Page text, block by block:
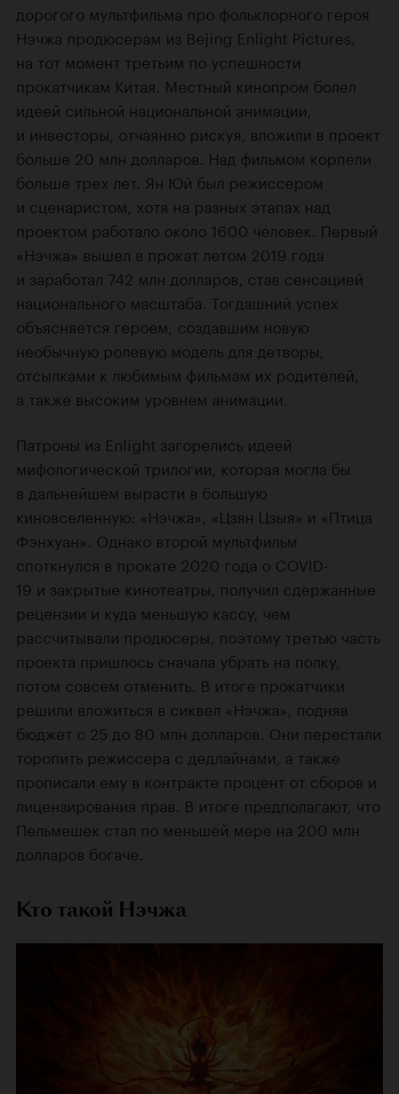
дорогого мультфильма про фольклорного героя
Нэчжа продюсерам из Bejing Enlight Pictures,
на тот момент третьим по успешности
прокатчикам Китая. Местный кинопром болел
идеей сильной национальной анимации,
и инвесторы, отчаянно рискуя, вложили в проект
больше 20 млн долларов. Над фильмом корпели
больше трех лет. Ян Юй был режиссером
и сценаристом, хотя на разных этапах над
проектом работало около 1600 человек. Первый
«Нэчжа» вышел в прокат летом 2019 года
и заработал 742 млн долларов, став сенсацией
национального масштаба. Тогдашний успех
объясняется героем, создавшим новую
необычную ролевую модель для детворы,
отсылками к любимым фильмам их родителей,
а также высоким уровнем анимации.
Патроны из Enlight загорелись идеей
мифологической трилогии, которая могла бы
в дальнейшем вырасти в большую
киновселенную: «Нэчжа», «Цзян Цзыя» и «Птица
Фэнхуан». Однако второй мультфильм
споткнулся в прокате 2020 года о COVID-
19 и закрытые кинотеатры, получил сдержанные
рецензии и куда меньшую кассу, чем
рассчитывали продюсеры, поэтому третью часть
проекта пришлось сначала убрать на полку,
потом совсем отменить. В итоге прокатчики
решили вложиться в сиквел «Нэчжа», подняв
бюджет с 25 до 80 млн долларов. Они перестали
торопить режиссера с дедлайнами, а также
прописали ему в контракте процент от сборов и
лицензирования прав. В итоге предполагают , что
Пельмешек стал по меньшей мере на 200 млн
долларов богаче.
Кто такой Нэчжа